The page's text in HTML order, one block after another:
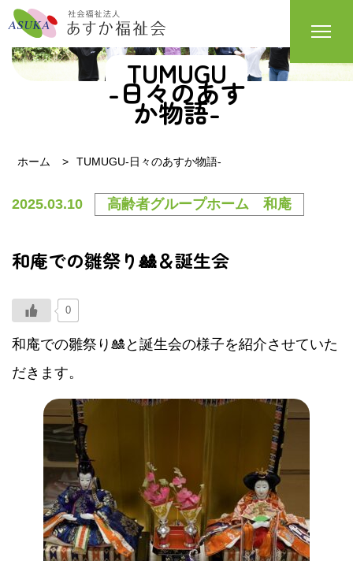
TUMUGU
-日々のあす
か物語-
ホーム TUMUGU-日々のあすか物語-
2025.03.10 高齢者グループホーム 和庵
和庵での雛祭り🎎＆誕生会
0
和庵での雛祭り🎎と誕生会の様子を紹介させていた
だきます。